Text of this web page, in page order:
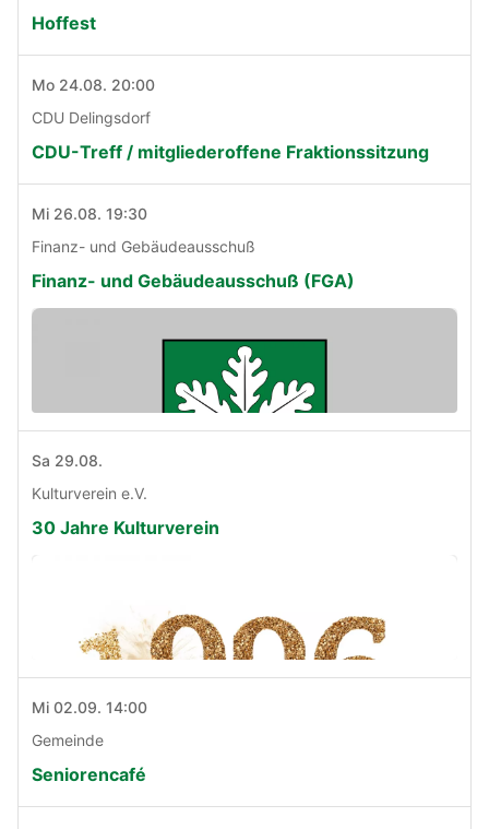
Hoffest
Mo 24.08. 20:00
CDU Delingsdorf
CDU-Treff / mitgliederoffene Fraktionssitzung
Mi 26.08. 19:30
Finanz- und Gebäudeausschuß
Finanz- und Gebäudeausschuß (FGA)
Sa 29.08.
Kulturverein e.V.
30 Jahre Kulturverein
Mi 02.09. 14:00
Gemeinde
Seniorencafé